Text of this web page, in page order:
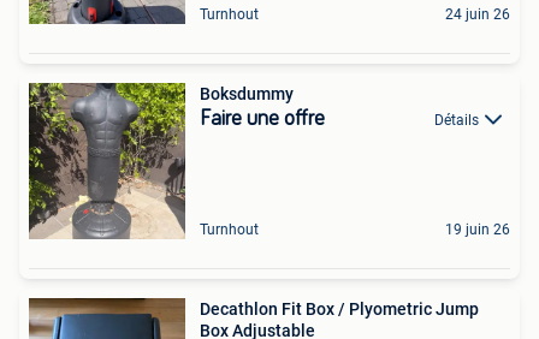
Turnhout 24 juin 26
Boksdummy
Faire une offre Détails
Turnhout 19 juin 26
Decathlon Fit Box / Plyometric Jump
Box Adjustable